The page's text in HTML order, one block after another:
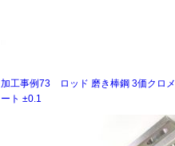
加工事例73 ロッド 磨き棒鋼 3価クロメ
ート ±0.1